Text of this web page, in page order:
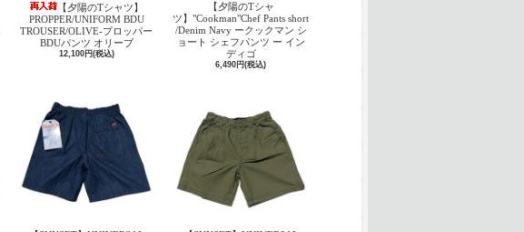
【夕陽のTシャツ】
PROPPER/UNIFORM BDU
TROUSER/OLIVE‐プロッパー
BDUパンツ オリーブ
12,100円(税込)
【夕陽のTシャ
ツ】"Cookman"Chef Pants short
/Denim Navy ークックマン シ
ョート シェフパンツ ー イン
ディゴ
6,490円(税込)